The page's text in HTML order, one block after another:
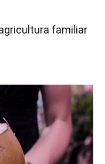
familiar